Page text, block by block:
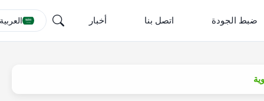
ضبط الجودة اتصل بنا أخبار العربية